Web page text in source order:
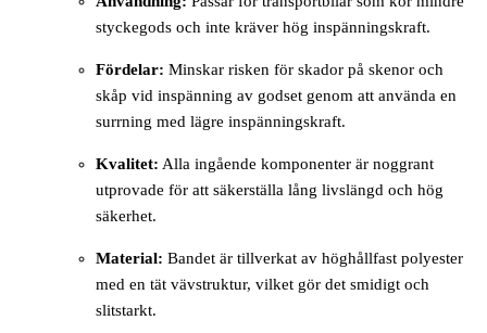
styckegods och inte kräver hög inspänningskraft.
Fördelar: Minskar risken för skador på skenor och
skåp vid inspänning av godset genom att använda en
surrning med lägre inspänningskraft.
Kvalitet: Alla ingående komponenter är noggrant
utprovade för att säkerställa lång livslängd och hög
säkerhet.
Material: Bandet är tillverkat av höghållfast polyester
med en tät vävstruktur, vilket gör det smidigt och
slitstarkt.